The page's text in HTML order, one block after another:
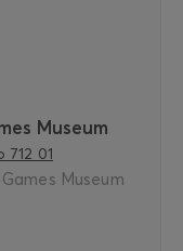
Museum
712 01
Museum